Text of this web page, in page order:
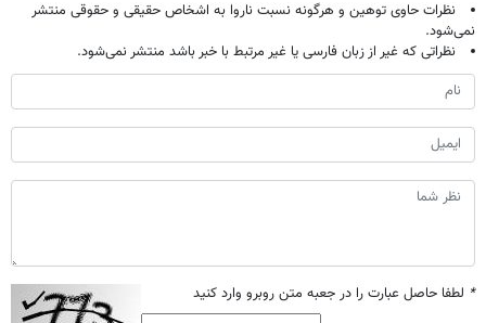
نظرات حاوی توهین و هرگونه نسبت ناروا به اشخاص حقیقی و حقوقی منتشر
نمی‌شود.
نظراتی که غیر از زبان فارسی یا غیر مرتبط با خبر باشد منتشر نمی‌شود.
* لطفا حاصل عبارت را در جعبه متن روبرو وارد کنید